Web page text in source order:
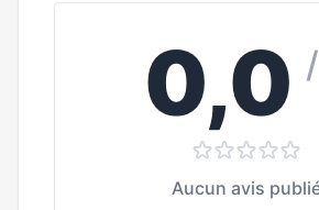
0,0
Aucun avis